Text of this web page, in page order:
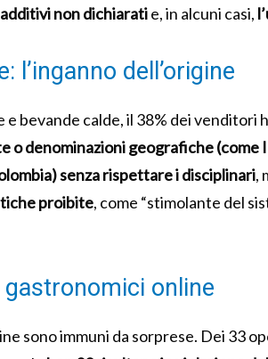
additivi non dichiaratie, in alcuni casi,
l’inganno dell’origine
e bevande calde, il 38% dei venditori
o denominazioni geografiche (come
senza rispettare i disciplinari,
proibite, come “stimolante del
online
sono immuni da sorprese. Dei 33